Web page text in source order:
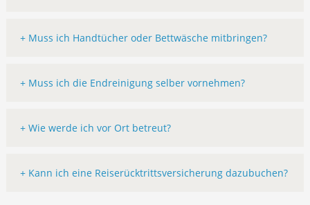
+ Muss ich Handtücher oder Bettwäsche mitbringen?
+ Muss ich die Endreinigung selber vornehmen?
+ Wie werde ich vor Ort betreut?
+ Kann ich eine Reiserücktrittsversicherung dazubuchen?